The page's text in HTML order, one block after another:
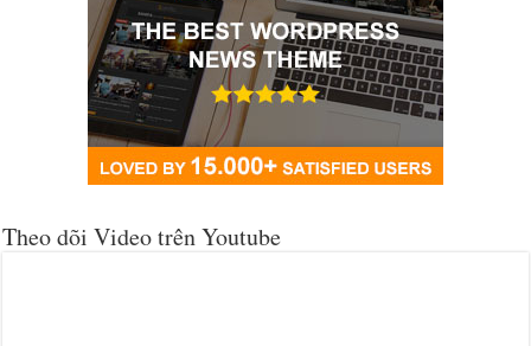
Theo dõi Video trên Youtube